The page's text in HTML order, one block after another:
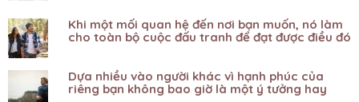
Khi một mối quan hệ đến nơi bạn muốn, nó làm
cho toàn bộ cuộc đấu tranh để đạt được điều đó
Dựa nhiều vào người khác vì hạnh phúc của
riêng bạn không bao giờ là một ý tưởng hay